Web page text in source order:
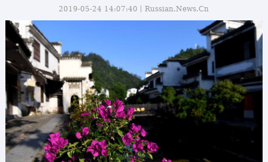
2019-05-24 14:07:40丨Russian.News.Cn